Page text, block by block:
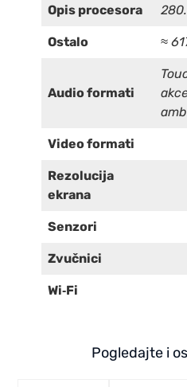
Opis procesora
Ostalo ≈
Audio formati
Video formati
Rezolucija
ekrana
Senzori
Zvučnici
Wi‑Fi
Pogledajte i